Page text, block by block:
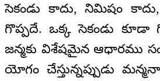
సెకండు కాదు, నిమిషం
గొప్పదే. ఒక్క సెకండు
జన్మకు విశేషమైన ఆధారము
యోగం చేస్తున్నప్పుడు